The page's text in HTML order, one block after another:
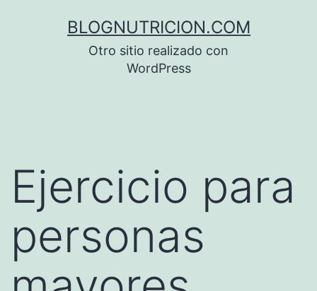
BLOGNUTRICION.COM
Otro sitio realizado con
WordPress
Ejercicio para
personas